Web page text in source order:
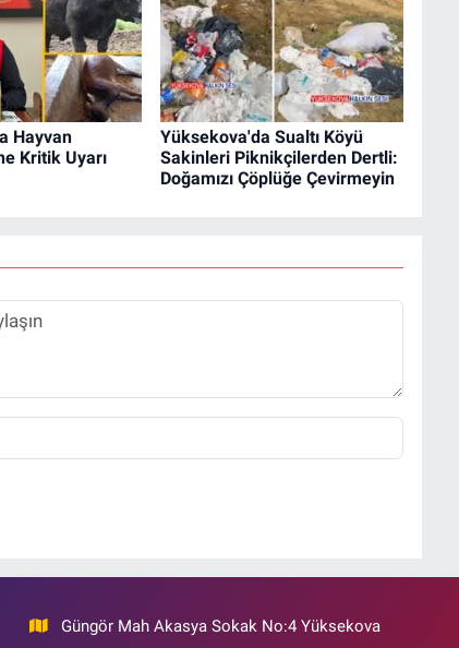
Hayvan
Kritik Uyarı
Yüksekova'da Sualtı Köyü
Sakinleri Piknikçilerden Dertli:
Doğamızı Çöplüğe Çevirmeyin
Güngör Mah Akasya Sokak No:4 Yüksekova